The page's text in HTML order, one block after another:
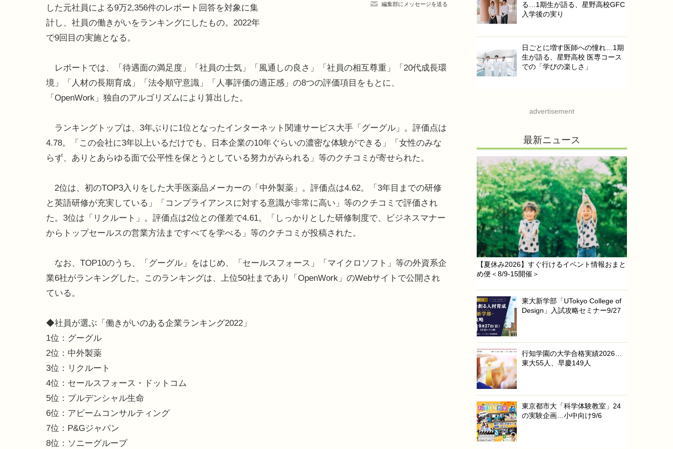
編集部にメッセージを送る
した元社員による9万2,356件のレポート回答を対象に集
計し、社員の働きがいをランキングにしたもの。2022年
で9回目の実施となる。
レポートでは、「待遇面の満足度」「社員の士気」「風通しの良さ」「社員の相互尊重」「20代成長環
境」「人材の長期育成」「法令順守意識」「人事評価の適正感」の8つの評価項目をもとに、
「OpenWork」独自のアルゴリズムにより算出した。
ランキングトップは、3年ぶりに1位となったインターネット関連サービス大手「グーグル」。評価点は
4.78。「この会社に3年以上いるだけでも、日本企業の10年ぐらいの濃密な体験ができる」「女性のみな
らず、ありとあらゆる面で公平性を保とうとしている努力がみられる」等のクチコミが寄せられた。
2位は、初のTOP3入りをした大手医薬品メーカーの「中外製薬」。評価点は4.62。「3年目までの研修
と英語研修が充実している」「コンプライアンスに対する意識が非常に高い」等のクチコミで評価され
た。3位は「リクルート」。評価点は2位との僅差で4.61。「しっかりとした研修制度で、ビジネスマナー
からトップセールスの営業方法まですべてを学べる」等のクチコミが投稿された。
なお、TOP10のうち、「グーグル」をはじめ、「セールスフォース」「マイクロソフト」等の外資系企
業6社がランキングした。このランキングは、上位50社まであり「OpenWork」のWebサイトで公開され
ている。
◆社員が選ぶ「働きがいのある企業ランキング2022」
1位：グーグル
2位：中外製薬
3位：リクルート
4位：セールスフォース・ドットコム
5位：プルデンシャル生命
6位：アビームコンサルティング
7位：P&Gジャパン
8位：ソニーグループ
る…1期生が語る、星野高校GFC
入学後の実り
日ごとに増す医師への憧れ…1期
生が語る、星野高校 医専コース
での「学びの楽しさ」
advertisement
最新ニュース
【夏休み2026】すぐ行けるイベント情報おまと
め便＜8/9-15開催＞
東大新学部「UTokyo College of
Design」入試攻略セミナー9/27
行知学園の大学合格実績2026…
東大55人、早慶149人
東京都市大「科学体験教室」24
の実験企画…小中向け9/6